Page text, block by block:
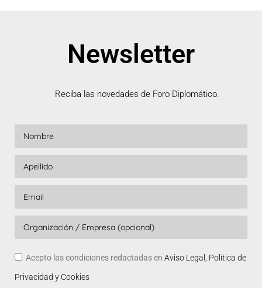
Newsletter
Reciba las novedades de Foro Diplomático.
Acepto las condiciones redactadas en Aviso Legal, Política de
Privacidad y Cookies